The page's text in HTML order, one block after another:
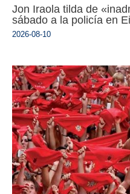
Jon Iraola tilda de
sábado a la policía en
2026-08-10